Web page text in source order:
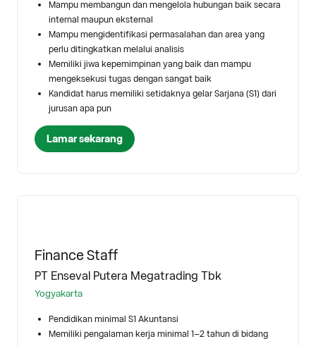
Mampu membangun dan mengelola hubungan baik secara
internal maupun eksternal
Mampu mengidentifikasi permasalahan dan area yang
perlu ditingkatkan melalui analisis
Memiliki jiwa kepemimpinan yang baik dan mampu
mengeksekusi tugas dengan sangat baik
Kandidat harus memiliki setidaknya gelar Sarjana (S1) dari
jurusan apa pun
Lamar sekarang
Finance Staff
PT Enseval Putera Megatrading Tbk
Yogyakarta
Pendidikan minimal S1 Akuntansi
Memiliki pengalaman kerja minimal 1–2 tahun di bidang